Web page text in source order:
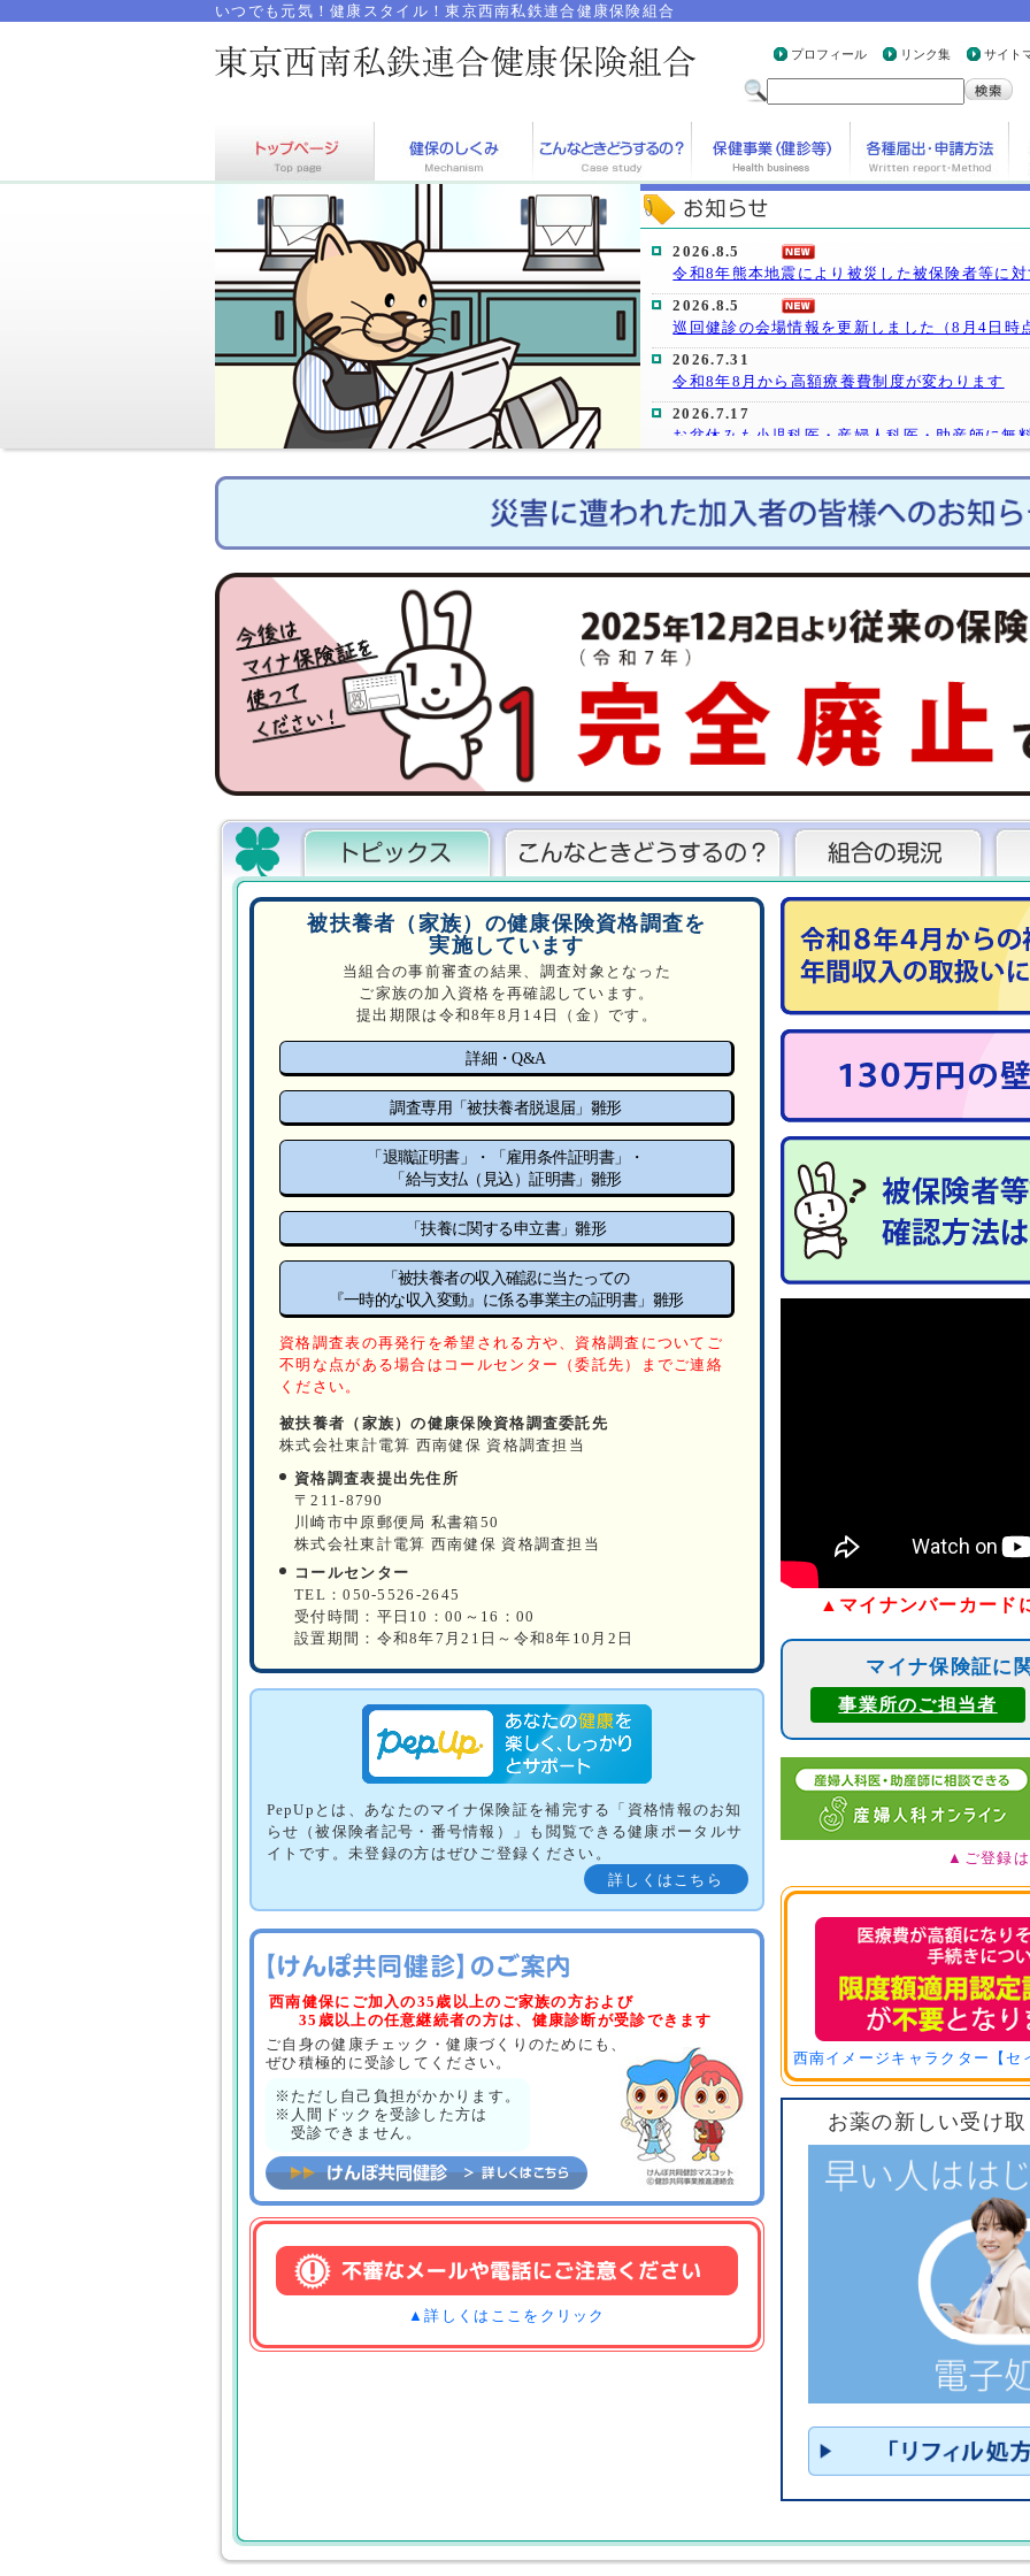
いつでも元気！健康スタイル！東京西南私鉄連合健康保険組合
プロフィール リンク集 サイト
2026.8.5
令和8年熊本地震により被災した被保険者等に
2026.8.5
巡回健診の会場情報を更新しました（8月4日時
2026.7.31
令和8年8月から高額療養費制度が変わります
2026.7.17
お盆休みも小児科医・産婦人科医・助産師に無
2026.7.3
令和7年度決算のご報告
2026.6.8
女性の健康を学ぶeラーニングをPep Upで配信中
2026.6.3
2026.5.14
令和8年4月からの被扶養者認定における年間収
2026.3.27
2026.3.6
ヘルスケアプラットフォーム「PepUp」の導入
令和8年4月より子ども・子育て支援金制度が開
令和8年度予算のご報告
「KENPOS TOPICS 3月号」を掲載しました
2026.1.9
「医療費等のお知らせ」の発送および終了につ
被扶養者（家族）の健康保険資格調査を
実施しています
当組合の事前審査の結果、調査対象となった
ご家族の加入資格を再確認しています。
提出期限は令和8年8月14日（金）です。
詳細・Q&A
調査専用「被扶養者脱退届」雛形
「退職証明書」・「雇用条件証明書」・
「給与支払（見込）証明書」雛形
「扶養に関する申立書」雛形
「被扶養者の収入確認に当たっての
『一時的な収入変動』に係る事業主の証明書」雛形
資格調査表の再発行を希望される方や、資格調査についてご
不明な点がある場合はコールセンター（委託先）までご連絡
ください。
被扶養者（家族）の健康保険資格調査委託先
株式会社東計電算 西南健保 資格調査担当
資格調査表提出先住所
〒211-8790
川崎市中原郵便局 私書箱50
株式会社東計電算 西南健保 資格調査担当
コールセンター
TEL：050-5526-2645
受付時間：平日10：00～16：00
設置期間：令和8年7月21日～令和8年10月2日
PepUpとは、あなたのマイナ保険証を補完する「資格情報のお知
らせ（被保険者記号・番号情報）」も閲覧できる健康ポータルサ
イトです。未登録の方はぜひご登録ください。
詳しくはこちら
西南健保にご加入の35歳以上のご家族の方および
35歳以上の任意継続者の方は、健康診断が受診できます
ご自身の健康チェック・健康づくりのためにも、
ぜひ積極的に受診してください。
※ただし自己負担がかかります。
※人間ドックを受診した方は
受診できません。
▲詳しくはここをクリック
▲マイナンバーカード
マイナ保険証に
事業所のご担当者
▲ご登録
西南イメージキャラクター【
お薬の新しい受け